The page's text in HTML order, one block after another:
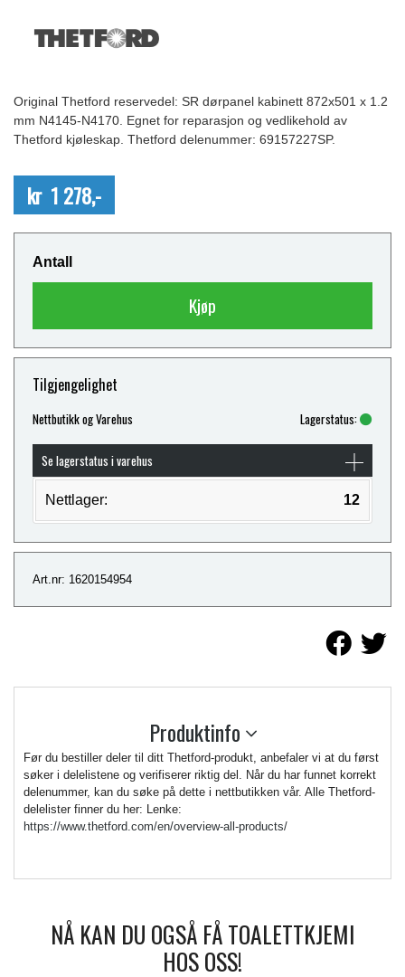
Original Thetford reservedel: SR dørpanel kabinett 872x501 x 1.2
mm N4145-N4170. Egnet for reparasjon og vedlikehold av
Thetford kjøleskap. Thetford delenummer: 69157227SP.
kr 1 278,-
Antall
Kjøp
Tilgjengelighet
Nettbutikk og Varehus Lagerstatus:
Se lagerstatus i varehus
Nettlager: 12
Art.nr: 1620154954
Produktinfo
Før du bestiller deler til ditt Thetford-produkt, anbefaler vi at du først
søker i delelistene og verifiserer riktig del. Når du har funnet korrekt
delenummer, kan du søke på dette i nettbutikken vår. Alle Thetford-
delelister finner du her: Lenke:
https://www.thetford.com/en/overview-all-products/
NÅ KAN DU OGSÅ FÅ TOALETTKJEMI
HOS OSS!